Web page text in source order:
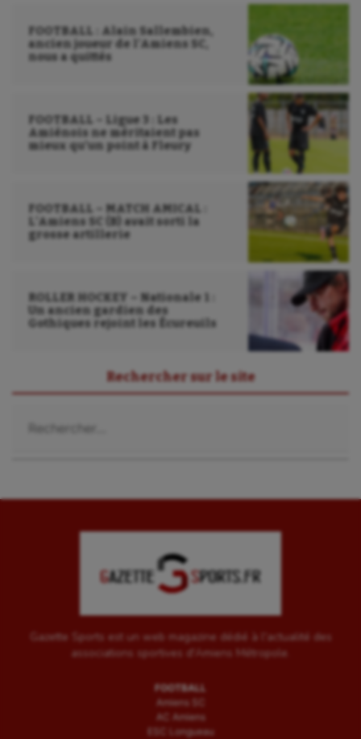
FOOTBALL : Alain Sallembien,
ancien joueur de l’Amiens SC,
nous a quittés
FOOTBALL – Ligue 3 : Les
Amiénois ne méritaient pas
mieux qu’un point à Fleury
FOOTBALL – MATCH AMICAL :
L’Amiens SC (B) avait sorti la
grosse artillerie
ROLLER HOCKEY – Nationale 1 :
Un ancien gardien des
Gothiques rejoint les Écureuils
Rechercher sur le site
Gazette Sports est un web magazine dédié à l'actualité des
associations sportives d'Amiens Métropole.
FOOTBALL
Amiens SC
AC Amiens
ESC Longueau